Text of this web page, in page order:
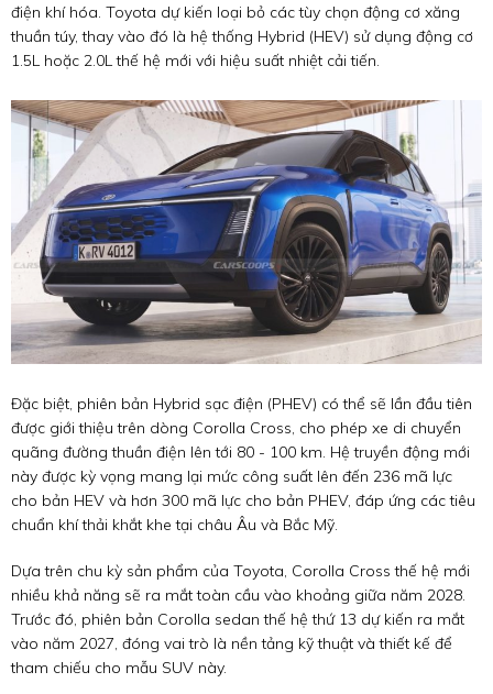
điện khí hóa. Toyota dự kiến loại bỏ các tùy chọn động cơ xăng
thuần túy, thay vào đó là hệ thống Hybrid (HEV) sử dụng động cơ
1.5L hoặc 2.0L thế hệ mới với hiệu suất nhiệt cải tiến.
Đặc biệt, phiên bản Hybrid sạc điện (PHEV) có thể sẽ lần đầu tiên
được giới thiệu trên dòng Corolla Cross, cho phép xe di chuyển
quãng đường thuần điện lên tới 80 - 100 km. Hệ truyền động mới
này được kỳ vọng mang lại mức công suất lên đến 236 mã lực
cho bản HEV và hơn 300 mã lực cho bản PHEV, đáp ứng các tiêu
chuẩn khí thải khắt khe tại châu Âu và Bắc Mỹ.
Dựa trên chu kỳ sản phẩm của Toyota, Corolla Cross thế hệ mới
nhiều khả năng sẽ ra mắt toàn cầu vào khoảng giữa năm 2028.
Trước đó, phiên bản Corolla sedan thế hệ thứ 13 dự kiến ra mắt
vào năm 2027, đóng vai trò là nền tảng kỹ thuật và thiết kế để
tham chiếu cho mẫu SUV này.